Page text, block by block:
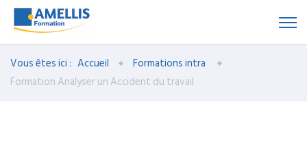
Vous êtes ici : Accueil
Formations intra
Formation Analyser un Accident du travail